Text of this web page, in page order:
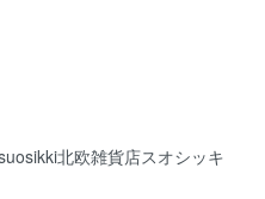
北欧雑貨店スオシッキ